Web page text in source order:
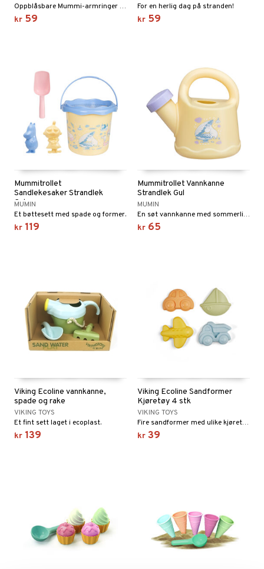
Oppblåsbare Mummi-armringer for stranden!
kr 59
For en herlig dag på stranden!
kr 59
Mummitrollet
Sandlekesaker Strandlek
Gul
MUMIN
Et bøttesett med spade og former.
kr 119
Mummitrollet Vannkanne
Strandlek Gul
MUMIN
En søt vannkanne med sommerlig mummimotiv!
kr 65
Viking Ecoline vannkanne,
spade og rake
VIKING TOYS
Et fint sett laget i ecoplast.
kr 139
Viking Ecoline Sandformer
Kjøretøy 4 stk
VIKING TOYS
Fire sandformer med ulike kjøretøy.
kr 39